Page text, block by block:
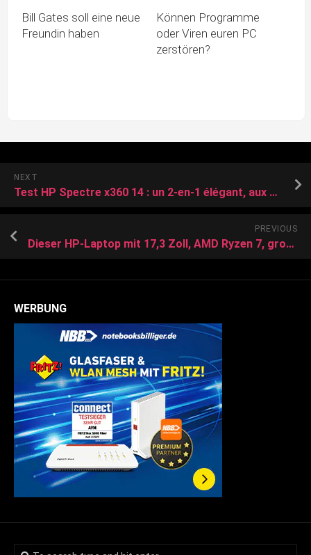
Bill Gates soll eine neue
Freundin haben
Können Programme
oder Viren euren PC
zerstören?
NEXT
Test HP Spectre x360 14 : un 2-en-1 élégant, aux nombreuses vertus – Clubic
PREVIOUS
Dieser HP-Laptop mit 17,3 Zoll, AMD Ryzen 7, großer SSD und Windows 11 kostet nur 499 Euro am Amazon Prime Day
WERBUNG